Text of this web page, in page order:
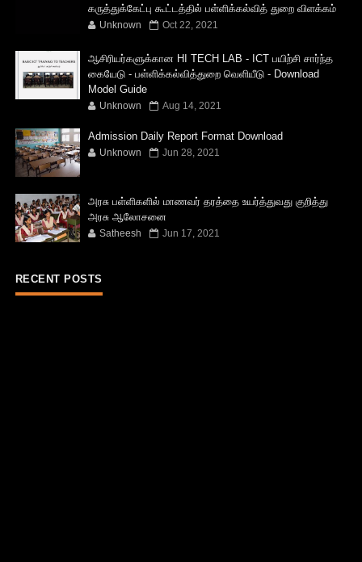
கருத்துக்கேட்பு கூட்டத்தில் பள்ளிக்கல்வித் துறை விளக்கம்
Unknown Oct 22, 2021
ஆசிரியர்களுக்கான HI TECH LAB - ICT பயிற்சி சார்ந்த
கையேடு - பள்ளிக்கல்வித்துறை வெளியீடு - Download
Model Guide
Unknown Aug 14, 2021
Admission Daily Report Format Download
Unknown Jun 28, 2021
அரசு பள்ளிகளில் மாணவர் தரத்தை உயர்த்துவது குறித்து
அரசு ஆலோசனை
Satheesh Jun 17, 2021
RECENT POSTS